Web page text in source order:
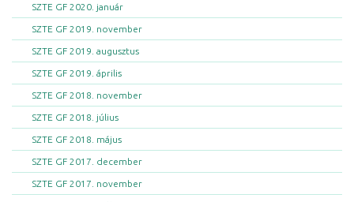
SZTE GF 2020. január
SZTE GF 2019. november
SZTE GF 2019. augusztus
SZTE GF 2019. április
SZTE GF 2018. november
SZTE GF 2018. július
SZTE GF 2018. május
SZTE GF 2017. december
SZTE GF 2017. november